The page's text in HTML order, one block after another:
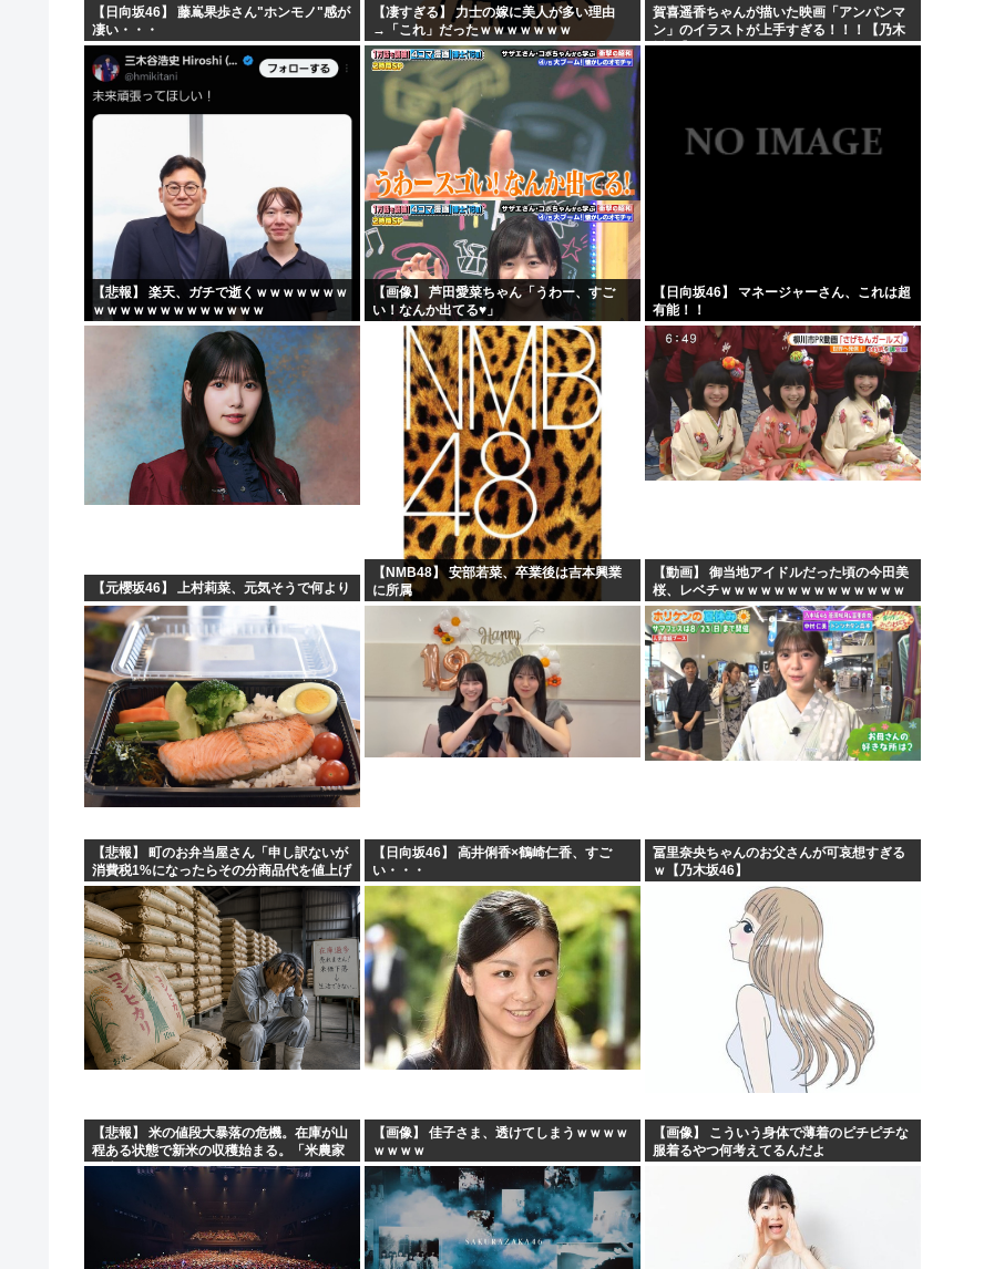
【日向坂46】 藤嶌果歩さん"ホンモノ"感が
凄い・・・
【凄すぎる】 力士の嫁に美人が多い理由
→「これ」だったｗｗｗｗｗｗｗ
賀喜遥香ちゃんが描いた映画「アンパンマ
ン」のイラストが上手すぎる！！！【乃木
坂46】
【悲報】 楽天、ガチで逝くｗｗｗｗｗｗｗ
ｗｗｗｗｗｗｗｗｗｗｗｗｗ
【画像】 芦田愛菜ちゃん「うわー、すご
い！なんか出てる♥」
【日向坂46】 マネージャーさん、これは超
有能！！
【元櫻坂46】 上村莉菜、元気そうで何より
【NMB48】 安部若菜、卒業後は吉本興業
に所属
【動画】 御当地アイドルだった頃の今田美
桜、レベチｗｗｗｗｗｗｗｗｗｗｗｗｗｗ
ｗｗｗｗ
【悲報】 町のお弁当屋さん「申し訳ないが
消費税1%になったらその分商品代を値上げ
するわ」
【日向坂46】 高井俐香×鶴崎仁香、すご
い・・・
冨里奈央ちゃんのお父さんが可哀想すぎる
ｗ【乃木坂46】
【悲報】 米の値段大暴落の危機。在庫が山
程ある状態で新米の収穫始まる。「米農家
が生活できない」
【画像】 佳子さま、透けてしまうｗｗｗｗ
ｗｗｗｗ
【画像】 こういう身体で薄着のピチピチな
服着るやつ何考えてるんだよ